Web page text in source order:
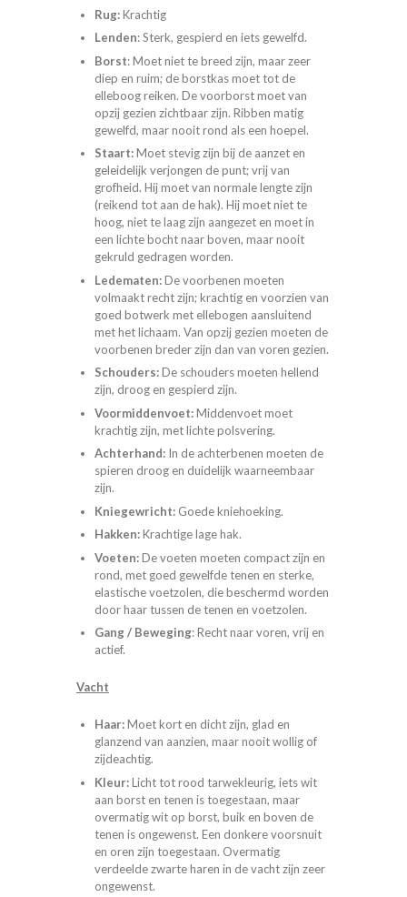
Rug:Krachtig
Lenden: Sterk, gespierd en iets gewelfd.
Borst: Moet niet te breed zijn, maar zeer
diep en ruim; de borstkas moet tot de
elleboog reiken. De voorborst moet van
opzij gezien zichtbaar zijn. Ribben matig
gewelfd, maar nooit rond als een hoepel.
Staart:Moet stevig zijn bij de aanzet en
geleidelijk verjongen de punt; vrij van
grofheid. Hij moet van normale lengte zijn
(reikend tot aan de hak). Hij moet niet te
hoog, niet te laag zijn aangezet en moet in
een lichte bocht naar boven, maar nooit
gekruld gedragen worden.
Ledematen:De voorbenen moeten
volmaakt recht zijn; krachtig en voorzien van
goed botwerk met ellebogen aansluitend
met het lichaam. Van opzij gezien moeten de
voorbenen breder zijn dan van voren gezien.
Schouders:De schouders moeten hellend
zijn, droog en gespierd zijn.
Voormiddenvoet:Middenvoet moet
krachtig zijn, met lichte polsvering.
Achterhand:In de achterbenen moeten de
spieren droog en duidelijk waarneembaar
zijn.
Kniegewricht:Goede kniehoeking.
Hakken:Krachtige lage hak.
Voeten:De voeten moeten compact zijn en
rond, met goed gewelfde tenen en sterke,
elastische voetzolen, die beschermd worden
door haar tussen de tenen en voetzolen.
Gang / Beweging: Recht naar voren, vrij en
actief.
Vacht
Haar:Moet kort en dicht zijn, glad en
glanzend van aanzien, maar nooit wollig of
zijdeachtig.
Kleur:Licht tot rood tarwekleurig, iets wit
aan borst en tenen is toegestaan, maar
overmatig wit op borst, buik en boven de
tenen is ongewenst. Een donkere voorsnuit
en oren zijn toegestaan. Overmatig
verdeelde zwarte haren in de vacht zijn zeer
ongewenst.